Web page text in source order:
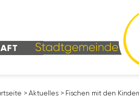
> Aktu­elles > Fischen mit den